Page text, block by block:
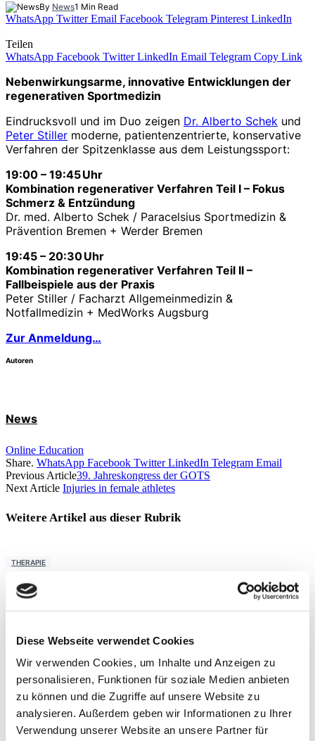
Diese Webseite verwendet Cookies
Wir verwenden Cookies, um Inhalte und Anzeigen zu
personalisieren, Funktionen für soziale Medien anbieten
zu können und die Zugriffe auf unsere Website zu
analysieren. Außerdem geben wir Informationen zu Ihrer
Verwendung unserer Website an unsere Partner für
By News1 Min Read
WhatsApp Twitter Email Facebook Telegram Pinterest LinkedIn
Teilen
WhatsApp Facebook Twitter LinkedIn Email Telegram Copy Link
Nebenwirkungsarme, innovative Entwicklungen der
regenerativen Sportmedizin
Eindrucksvoll und im Duo zeigen Dr. Alberto Schek und
Peter Stiller moderne, patienten­zentrierte, konservative
Verfahren der Spitzenklasse aus dem Leistungssport:
19:00 – 19:45 Uhr
Kombination regenerativer Verfahren Teil I – Fokus
Schmerz & Entzündung
Dr. med. Alberto Schek / Paracelsius Sportmedizin &
Prävention Bremen + Werder Bremen
19:45 – 20:30 Uhr
Kombination regenerativer Verfahren Teil II –
Fallbeispiele aus der Praxis
Peter Stiller / Facharzt Allgemeinmedizin &
Notfallmedizin + MedWorks Augsburg
Zur Anmeldung…
Autoren
News
Online Education
Share. WhatsApp Facebook Twitter LinkedIn Telegram Email
Previous Article39. Jahreskongress der GOTS
Next Article Injuries in female athletes
Weitere Artikel aus dieser Rubrik
THERAPIE
Moderne Knieendoprothetik
Präoperative Trainingstherapie
Rebecca Abel, Prof. Dr. phil. Daniel Niederer
PD Dr.
med. Christoph Offerhaus,Alexander Glowa, Dr.
Sportwiss. Christiane Wilke